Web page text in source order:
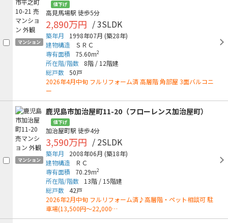
マンション
値下げ
高見馬場駅 徒歩5分
2,890万円 / 3SLDK
築年月 1998年07月 (築28年)
建物構造
ＳＲＣ
専有面積
75.60m2
所在階/階数 8階 / 12階建
総戸数 50戸
2026年4月中旬 フルリフォーム済 高層階 角部屋 3面バルコニ
ー
マンション
鹿児島市加治屋町11-20（フローレンス加治屋町）
値下げ
加治屋町駅 徒歩4分
3,590万円 / 2SLDK
築年月 2008年06月 (築18年)
建物構造
ＲＣ
専有面積
70.29m2
所在階/階数 13階 / 15階建
総戸数 42戸
2026年2月中旬 フルリフォーム済♪高層階・ペット相談可 駐
車場(13,500円～22,000…